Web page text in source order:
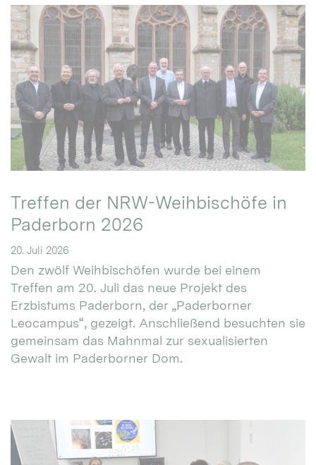
Treffen der NRW-Weihbischöfe in
Paderborn 2026
20. Juli 2026
Den zwölf Weihbischöfen wurde bei einem
Treffen am 20. Juli das neue Projekt des
Erzbistums Paderborn, der „Paderborner
Leocampus“, gezeigt. Anschließend besuchten sie
gemeinsam das Mahnmal zur sexualisierten
Gewalt im Paderborner Dom.